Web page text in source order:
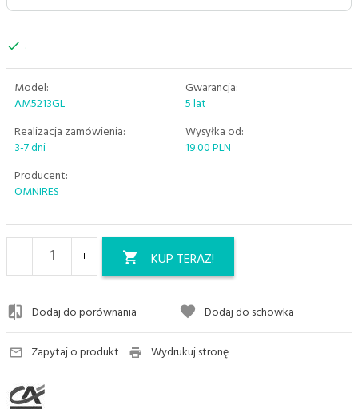
.
Model:
AM5213GL
Gwarancja:
5 lat
Realizacja zamówienia:
3-7 dni
Wysyłka od:
19.00 PLN
Producent:
OMNIRES
KUP TERAZ!
Dodaj do porównania Dodaj do schowka
Zapytaj o produkt Wydrukuj stronę